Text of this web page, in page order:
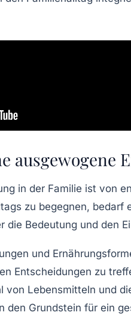
ausgewogene
in der Familie ist von
zu begegnen, bedarf
die Bedeutung und den
und
Entscheidungen zu
von Lebensmitteln und
den Grundstein für ein